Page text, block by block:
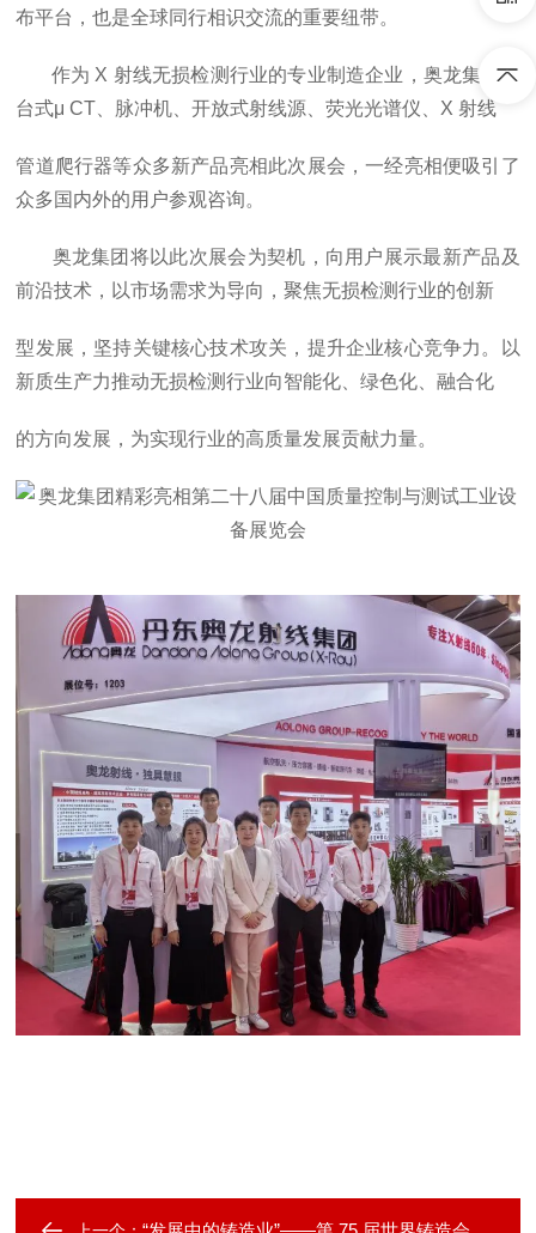
布平台，也是全球同行相识交流的重要纽带。
作为 X 射线无损检测行业的专业制造企业，奥龙集团携
台式μ CT、脉冲机、开放式射线源、荧光光谱仪、X 射线
管道爬行器等众多新产品亮相此次展会，一经亮相便吸引了
众多国内外的用户参观咨询。
奥龙集团将以此次展会为契机，向用户展示最新产品及
前沿技术，以市场需求为导向，聚焦无损检测行业的创新
型发展，坚持关键核心技术攻关，提升企业核心竞争力。以
新质生产力推动无损检测行业向智能化、绿色化、融合化
的方向发展，为实现行业的高质量发展贡献力量。